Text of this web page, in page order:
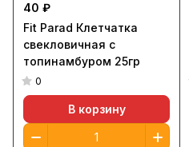
40 ₽
Fit Parad Клетчатка
свекловичная с
топинамбуром 25гр
0
В корзину